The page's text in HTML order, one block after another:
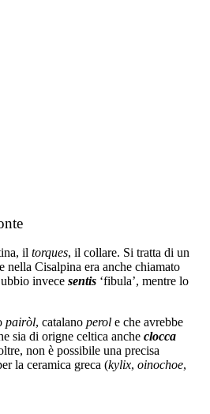
il torques, il collare. Si tratta di un
nella Cisalpina era anche chiamato
invece sentis ‘fibula’, mentre lo
pairòl, catalano perol e che avrebbe
sia di origne celtica anche clocca
non è possibile una precisa
la ceramica greca (kylix, oinochoe,